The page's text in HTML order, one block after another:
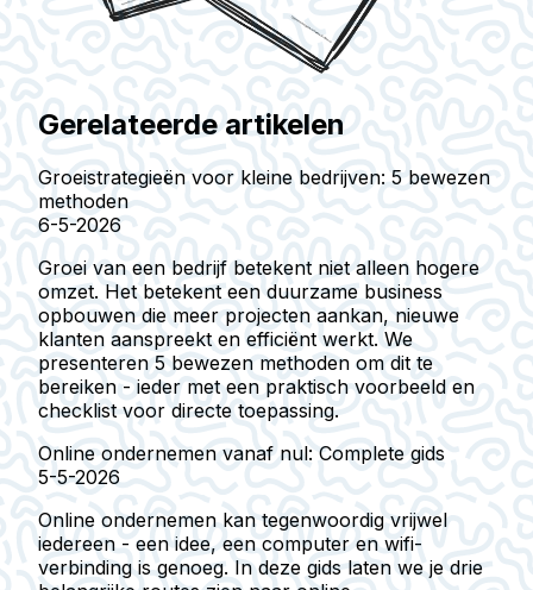
Gerelateerde artikelen
Groeistrategieën voor kleine bedrijven: 5 bewezen
methoden
6-5-2026
Groei van een bedrijf betekent niet alleen hogere
omzet. Het betekent een duurzame business
opbouwen die meer projecten aankan, nieuwe
klanten aanspreekt en efficiënt werkt. We
presenteren 5 bewezen methoden om dit te
bereiken - ieder met een praktisch voorbeeld en
checklist voor directe toepassing.
Online ondernemen vanaf nul: Complete gids
5-5-2026
Online ondernemen kan tegenwoordig vrijwel
iedereen - een idee, een computer en wifi-
verbinding is genoeg. In deze gids laten we je drie